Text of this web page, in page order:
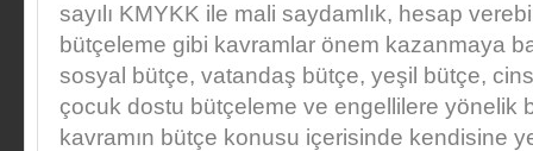
sayılı KMYKK ile mali saydamlık, hesap
bütçeleme gibi kavramlar önem kazanmaya
sosyal bütçe, vatandaş bütçe, yeşil bütçe,
çocuk dostu bütçeleme ve engellilere yönelik
kavramın bütçe konusu içerisinde kendisine